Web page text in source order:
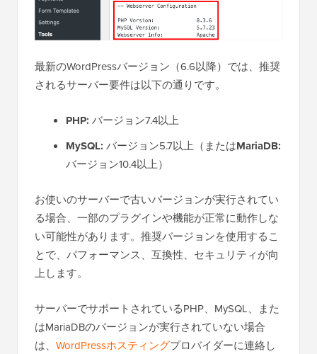
最新のWordPressバージョン（6.6以降）では、推奨
されるサーバー要件は以下の通りです。
PHP: バージョン7.4以上
MySQL: バージョン5.7以上（またはMariaDB:
バージョン10.4以上）
お使いのサーバーで古いバージョンが実行されてい
る場合、一部のプラグインや機能が正常に動作しな
い可能性があります。推奨バージョンを使用するこ
とで、パフォーマンス、互換性、セキュリティが向
上します。
サーバーでサポートされているPHP、MySQL、また
はMariaDBのバージョンが実行されていない場合
は、 WordPressホスティングプロバイダーに連絡し